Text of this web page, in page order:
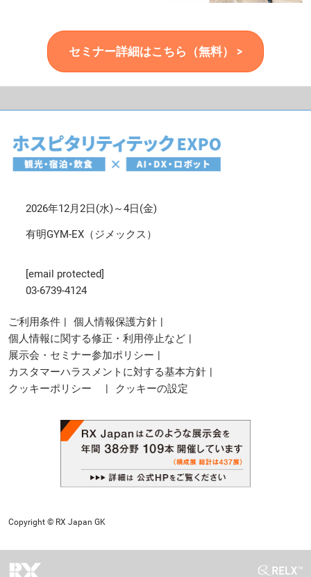
セミナー詳細はこちら（無料） >
2026年12月2日(水)～4日(金)
有明GYM-EX（ジメックス）
[email protected]
03-6739-4124
ご利用条件
個人情報保護方針
個人情報に関する修正・利用停止など
展示会・セミナー参加ポリシー
カスタマーハラスメントに対する基本方針
クッキーポリシー
クッキーの設定
Copyright © RX Japan GK